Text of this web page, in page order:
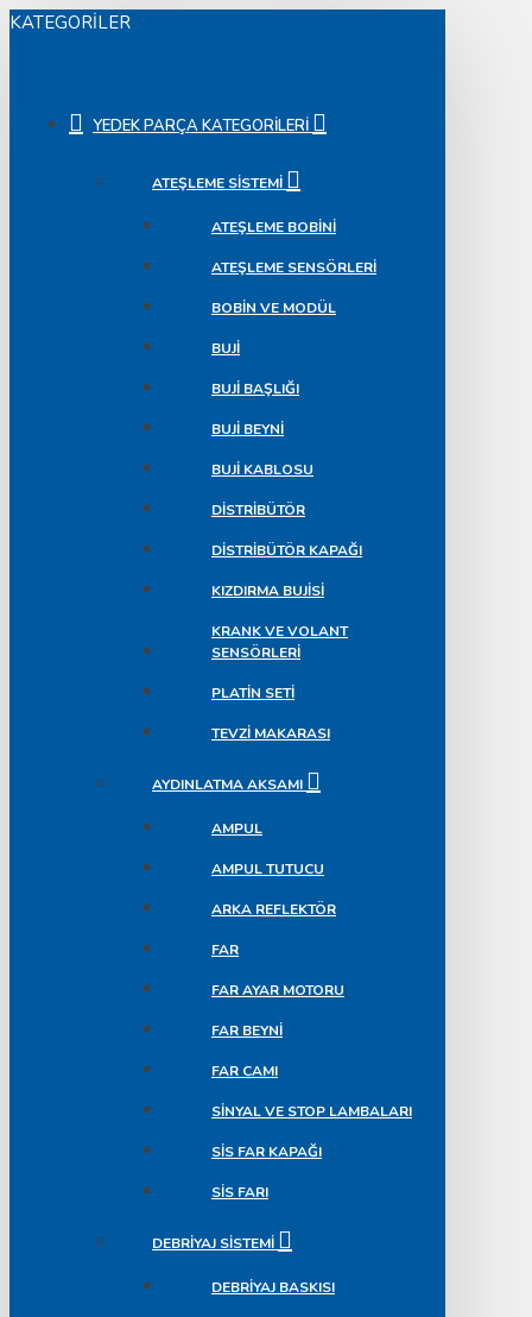
KATEGORILER
YEDEK PARÇA KATEGORILERI
ATEŞLEME SISTEMI
ATEŞLEME BOBINI
ATEŞLEME SENSÖRLERI
BOBIN VE MODÜL
BUJI
BUJI BAŞLIĞI
BUJI BEYNI
BUJI KABLOSU
DISTRIBÜTÖR
DISTRIBÜTÖR KAPAĞI
KIZDIRMA BUJISI
KRANK VE VOLANT
SENSÖRLERI
PLATIN SETI
TEVZI MAKARASI
AYDINLATMA AKSAMI
AMPUL
AMPUL TUTUCU
ARKA REFLEKTÖR
FAR
FAR AYAR MOTORU
FAR BEYNI
FAR CAMI
SINYAL VE STOP LAMBALARI
SIS FAR KAPAĞI
SIS FARI
DEBRIYAJ SISTEMI
DEBRIYAJ BASKISI